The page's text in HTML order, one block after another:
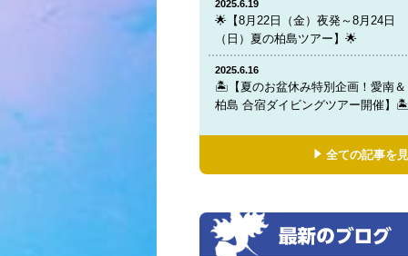
2025.6.19
🌟【8月22日（金）夜発～8月24日
（日）夏の柏島ツアー】🌟
2025.6.16
🏝️【夏のお盆休み特別企画！愛南＆
柏島 合宿ダイビングツアー開催】🏝️
全ての記事を